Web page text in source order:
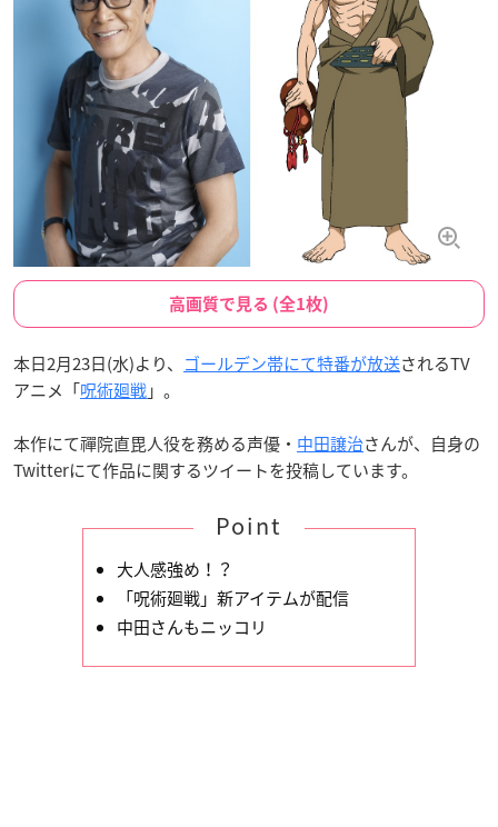
高画質で見る (全1枚)
本日2月23日(水)より、 ゴールデン帯にて特番が放送されるTV
アニメ「呪術廻戦」。
本作にて禪院直毘人役を務める声優・ 中田譲治さんが、自身の
Twitterにて作品に関するツイートを投稿しています。
Point
大人感強め！？
「呪術廻戦」新アイテムが配信
中田さんもニッコリ